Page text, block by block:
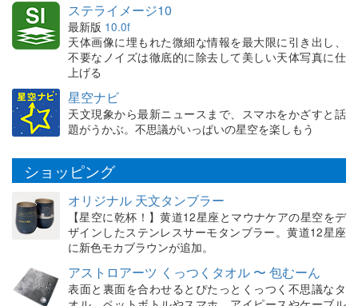
ステライメージ10
最新版 10.0f
天体画像に埋もれた微細な情報を最大限に引き出し、
不要なノイズは徹底的に除去して美しい天体写真に仕
上げる
星空ナビ
天文現象から最新ニュースまで、スマホをかざすと話
題がうかぶ。不思議がいっぱいの星空を楽しもう
ショッピング
オリジナル 天文タンブラー
【星空に乾杯！】黄道12星座とマウナケアの星空をデ
ザインしたステンレスサーモタンブラー。黄道12星座
に新色モカブラウンが追加。
アストロアーツ くっつくタオル 〜 包むーん
表面と裏面を合わせるとぴたっとくっつく不思議なタ